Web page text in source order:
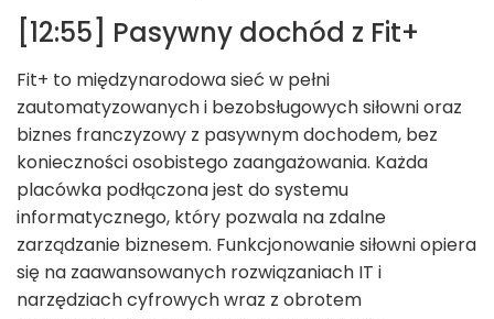
[12:55] Pasywny dochód z Fit+
Fit+ to międzynarodowa sieć w pełni
zautomatyzowanych i bezobsługowych siłowni oraz
biznes franczyzowy z pasywnym dochodem, bez
konieczności osobistego zaangażowania. Każda
placówka podłączona jest do systemu
informatycznego, który pozwala na zdalne
zarządzanie biznesem. Funkcjonowanie siłowni opiera
się na zaawansowanych rozwiązaniach IT i
narzędziach cyfrowych wraz z obrotem